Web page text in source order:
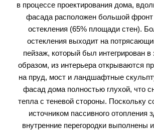
в процессе проектирования дома,
фасада расположен большой фронт
остекления (65% площади стен).
остекления выходит на
пейзаж, который был интегрирован в
образом, из интерьера открываются
на пруд, мост и ландшафтные
фасад дома полностью глухой, что
тепла с теневой стороны. Поскольку
источником пассивного отопления
внутренние перегородки выполнены